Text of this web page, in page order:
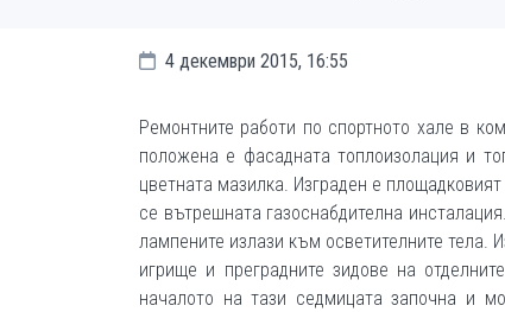
4 декември 2015, 16:55
Ремонтните работи по спортното хале в
положена е фасадната топлоизолация и
цветната мазилка. Изграден е
се вътрешната газоснабдителна
лампените излази към осветителните
игрище и преградните зидове на
началото на тази седмицата започна и